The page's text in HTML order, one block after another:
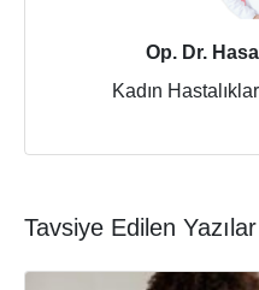
Op. Dr.
Kadın
Tavsiye Edilen Yazılar